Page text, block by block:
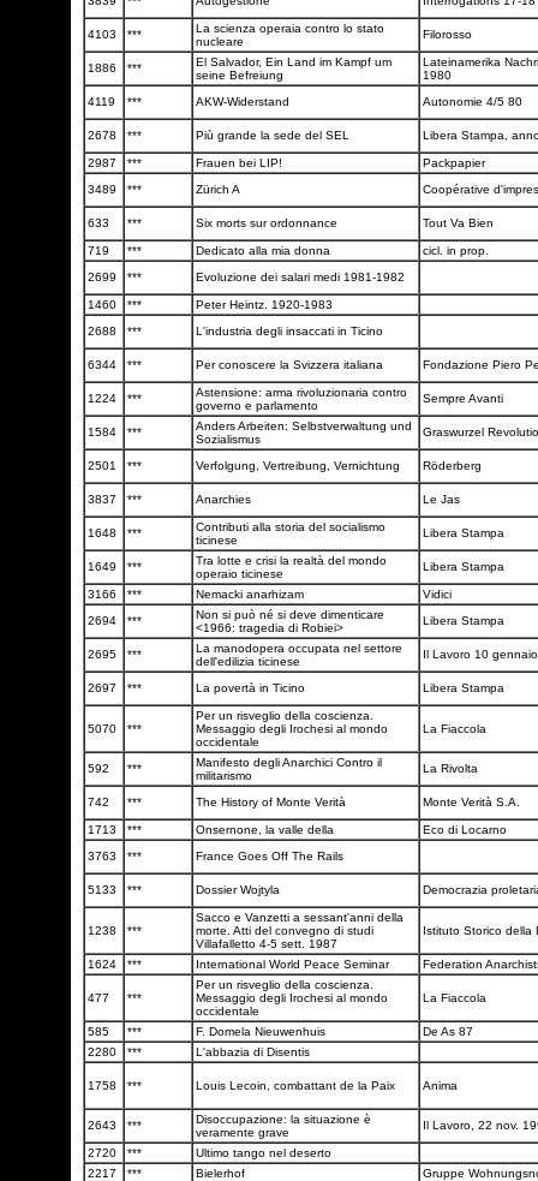
4103 ***
La scienza operaia contro lo stato
nucleare
Filorosso
1886 ***
El Salvador, Ein Land im Kampf um
seine Befreiung
Lateinamerika
1980
4119
*** AKW-Widerstand Autonomie 4/5 80
2678 *** Più grande la sede del SEL Libera Stampa,
2987 *** Frauen bei LIP!
Packpapier
3489
*** Zürich A Coopérative
633 *** Six morts sur ordonnance Tout Va Bien
719 *** Dedicato alla mia donna
cicl. in prop.
2699
*** Evoluzione dei salari medi 1981-1982
1460 ***
Peter Heintz. 1920-1983
2688
*** L'industria degli insaccati in Ticino
6344 *** Per conoscere la Svizzera italiana Fondazione Piero
1224 ***
Astensione: arma rivoluzionaria contro
governo e parlamento
Sempre Avanti
1584 ***
Anders Arbeiten: Selbstverwaltung und
Sozialismus
Graswurzel
2501 *** Verfolgung, Vertreibung, Vernichtung Röderberg
3837 *** Anarchies Le Jas
1648 ***
Contributi alla storia del socialismo
ticinese
Libera Stampa
1649 ***
Tra lotte e crisi la realtà del mondo
operaio ticinese
Libera Stampa
3166 *** Nemacki anarhizam
Vidici
2694
***
Non si può né si deve dimenticare
<1966: tragedia di Robiei>
Libera Stampa
2695 ***
La manodopera occupata nel settore
dell'edilizia ticinese
Il Lavoro 10
2697 *** La povertà in Ticino Libera Stampa
5070 ***
Per un risveglio della coscienza.
Messaggio degli Irochesi al mondo
occidentale
La Fiaccola
592 ***
Manifesto degli Anarchici Contro il
militarismo
La Rivolta
742 *** The History of Monte Verità Monte Verità S.A.
1713 *** Onsernone, la valle della
Eco di Locarno
3763
*** France Goes Off The Rails
5133 *** Dossier Wojtyla Democrazia
1238 ***
Sacco e Vanzetti a sessant'anni della
morte. Atti del convegno di studi
Villafalletto 4-5 sett. 1987
Istituto Storico della
1624 *** International World Peace Seminar Federation
477 ***
Per un risveglio della coscienza.
Messaggio degli Irochesi al mondo
occidentale
La Fiaccola
585 *** F. Domela Nieuwenhuis
De As 87
2280
*** L'abbazia di Disentis
1758 *** Louis Lecoin, combattant de la Paix Anima
2643 ***
Disoccupazione: la situazione è
veramente grave
Il Lavoro, 22 nov.
2720 ***
Ultimo tango nel deserto
2217
*** Bielerhof
Gruppe